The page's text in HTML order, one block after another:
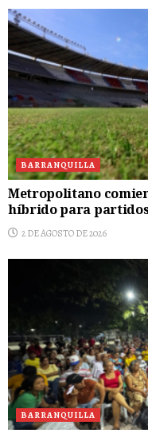
BARRANQUILLA
Metropolitano
híbrido para
2 DE AGOSTO DE 2026
BARRANQUILLA